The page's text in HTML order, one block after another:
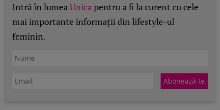
Intră în lumeaUnicapentru a fi la curent cu cele
mai importante informații din lifestyle-ul
feminin.